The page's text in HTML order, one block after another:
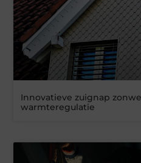
Innovatieve zuignap
warmteregulatie